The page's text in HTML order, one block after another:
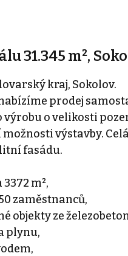
31.345 m²,
kraj, Sokolov.
prodej
o velikosti
možnosti výstavby.
fasádu.
m²,
zaměstnanců,
objekty ze
plynu,